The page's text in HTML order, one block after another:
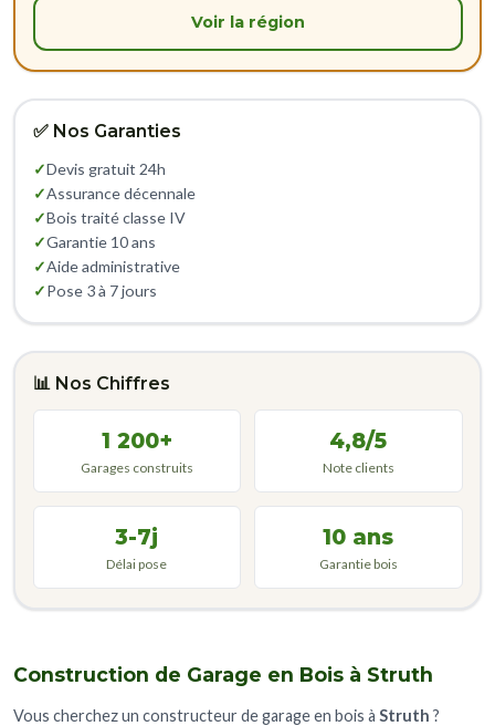
Construction de Garage en Bois à Struth
Vous cherchez un constructeur de garage en bois à Struth ?
Voir la région
✅ Nos Garanties
✓Devis gratuit 24h
✓Assurance décennale
✓Bois traité classe IV
✓Garantie 10 ans
✓Aide administrative
✓Pose 3 à 7 jours
📊 Nos Chiffres
1 200+
Garages construits
4,8/5
Note clients
3-7j
Délai pose
10 ans
Garantie bois